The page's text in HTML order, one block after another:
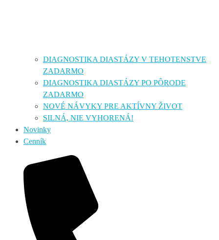
DIAGNOSTIKA DIASTÁZY V TEHOTENSTVE
ZADARMO
DIAGNOSTIKA DIASTÁZY PO PÔRODE
ZADARMO
NOVÉ NÁVYKY PRE AKTÍVNY ŽIVOT
SILNÁ, NIE VYHORENÁ!
Novinky
Cenník